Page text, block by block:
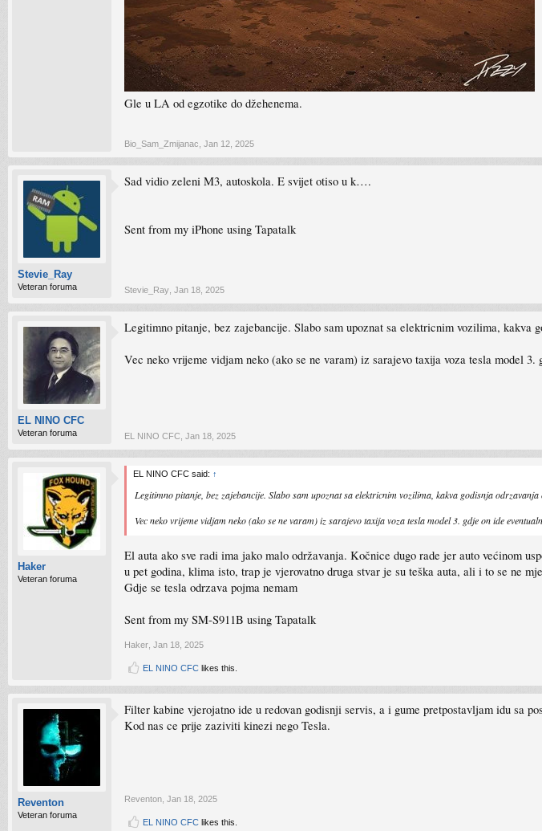
Gle u LA od egzotike do džehenema.
Bio_Sam_Zmijanac Jan 12, 2025
Stevie_Ray
Veteran foruma
Sad vidio zeleni M3, autoskola. E svijet otiso u k….
Sent from my iPhone using Tapatalk
Stevie_Ray Jan 18, 2025
EL NINO CFC
Veteran foruma
Legitimno pitanje, bez zajebancije. Slabo sam upoznat sa elektricnim vozilima, kakva
Vec neko vrijeme vidjam neko (ako se ne varam) iz sarajevo taxija voza tesla model
EL NINO CFC Jan 18, 2025
Haker
Veteran foruma
EL NINO CFC said: ↑
Legitimno pitanje, bez zajebancije. Slabo sam upoznat sa elektricnim vozilima, kakva godisnja
Vec neko vrijeme vidjam neko (ako se ne varam) iz sarajevo taxija voza tesla model 3. gdje on ide
El auta ako sve radi ima jako malo održavanja. Kočnice dugo rade jer auto većinom
u pet godina, klima isto, trap je vjerovatno druga stvar je su teška auta, ali i to se ne
Gdje se tesla odrzava pojma nemam
Sent from my SM-S911B using Tapatalk
Haker Jan 18, 2025
EL NINO CFC likes this.
Reventon
Veteran foruma
Filter kabine vjerojatno ide u redovan godisnji servis, a i gume pretpostavljam idu sa
Kod nas ce prije zaziviti kinezi nego Tesla.
Reventon Jan 18, 2025
EL NINO CFC likes this.